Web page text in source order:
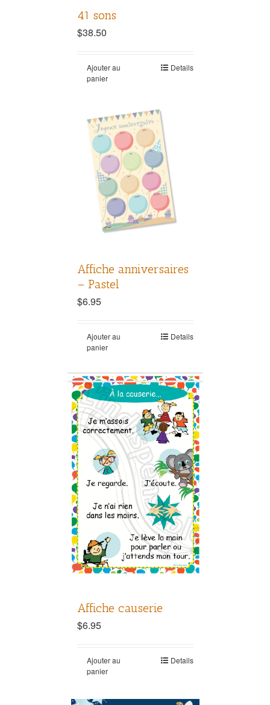
41 sons
$38.50
Ajouter au
panier
Details
Affiche anniversaires
– Pastel
$6.95
Ajouter au
panier
Details
Affiche causerie
$6.95
Ajouter au
panier
Details